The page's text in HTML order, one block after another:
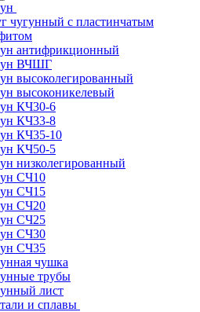
чугунный с пластинчатым
антифрикционный
ВЧШГ
высоколегированный
высоконикелевый
КЧ30-6
КЧ33-8
КЧ35-10
КЧ50-5
низколегированный
СЧ10
СЧ15
СЧ20
СЧ25
СЧ30
СЧ35
чушка
трубы
лист
и сплавы